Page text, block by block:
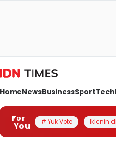
HomeNewsBusinessSportTech
For
You # Yuk Vote Iklanin di